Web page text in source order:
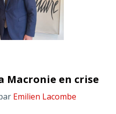
Macronie en crise
Emilien Lacombe